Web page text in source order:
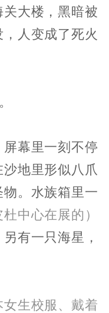
大楼，黑暗被
人变成了死火
幕里一刻不停
地里形似八爪
。水族箱里一
杜中心在展的）
有一只海星，
女生校服、戴着